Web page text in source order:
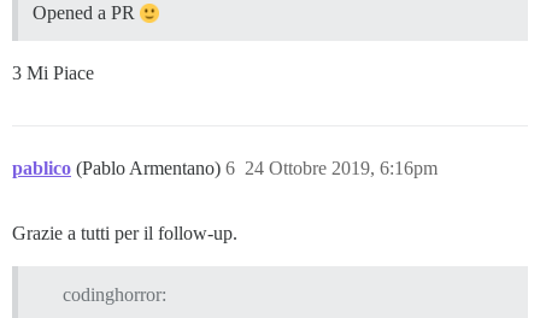
Opened a PR
3 Mi Piace
pablico (Pablo Armentano) 24 Ottobre 2019, 6:16pm
6
Grazie a tutti per il follow-up.
codinghorror: